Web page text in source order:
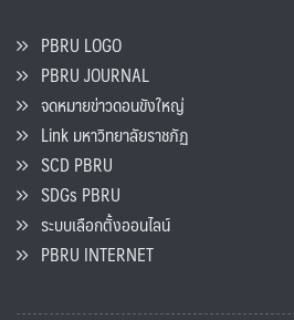
PBRU LOGO
PBRU JOURNAL
จดหมายข่าวดอนขังใหญ่
Link มหาวิทยาลัยราชภัฏ
SCD PBRU
SDGs PBRU
ระบบเลือกตั้งออนไลน์
PBRU INTERNET